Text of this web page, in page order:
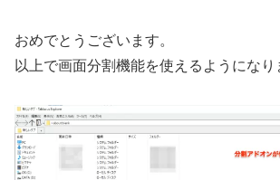
おめでとうございます。
以上で画面分割機能を使えるようになり